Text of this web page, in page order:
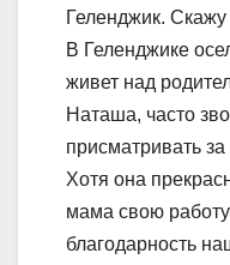
Геленджик. Скажу
В Геленджике
живет над
Наташа, часто
присматривать
Хотя она
мама свою
благодарность